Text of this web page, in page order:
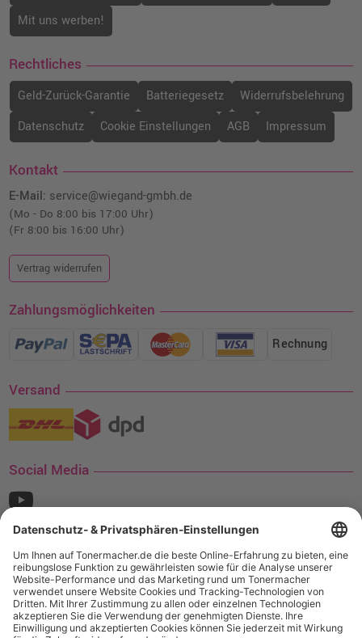
Mit uns werben!
Rechtliches
Geld-Zurück-Garantie Batteriegesetz
Widerrufsbelehrung
Datenschutz
Cookie Einstellungen AGB Impressum
Kontakt
E-Mail: service@wiegand-gmbh.de
(Mo - Do 8:00 bis 17:00 Uhr)
(Fr 8:00 bis 16:00 Uhr)
Vertrag widerrufen
Zahlungsmöglichkeiten
Rechnung
Versand
Social Media
¹ Nur gültig für den Versand innerhalb Deutschlands. Befindet sich ein Warenwert
von mindestens 35€ (inkl. Mwst.) an Ampertec Artikeln in Ihrem Warenkorb, ist der
Versand für Sie kostenfrei.